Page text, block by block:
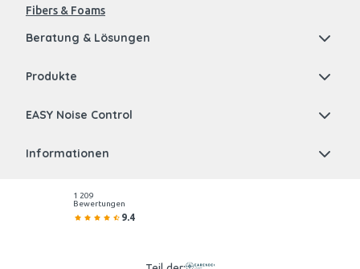
Fibers & Foams
Beratung & Lösungen
Produkte
EASY Noise Control
Informationen
1 209
Bewertungen
9.4